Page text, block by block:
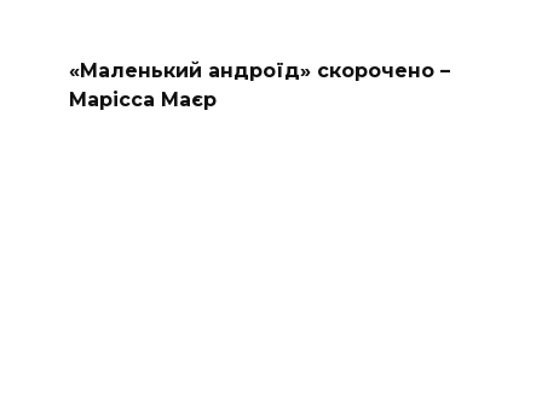
«Маленький андроїд» скорочено –
Марісса Маєр